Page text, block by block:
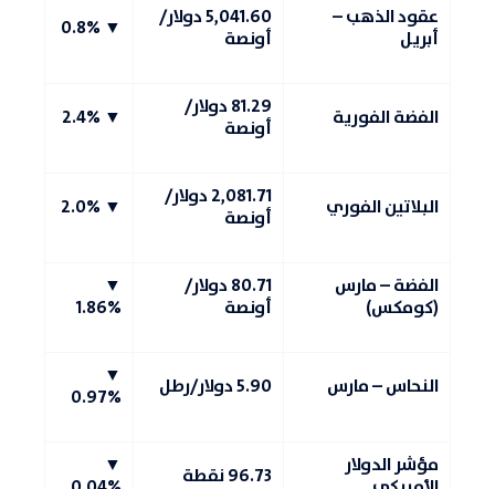
عقود الذهب –
أبريل
5,041.60 دولار/
أونصة ▼ 0.8%
الفضة الفورية 81.29 دولار/
أونصة ▼ 2.4%
البلاتين الفوري 2,081.71 دولار/
أونصة ▼ 2.0%
الفضة – مارس
(كومكس)
80.71 دولار/
أونصة
▼
1.86%
النحاس – مارس 5.90 دولار/رطل ▼
0.97%
مؤشر الدولار 96.73 نقطة ▼